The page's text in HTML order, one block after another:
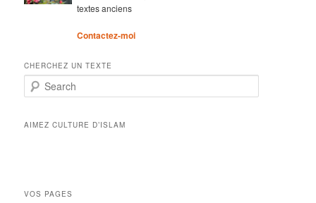
textes anciens
Contactez-moi
CHERCHEZ UN TEXTE
Search
AIMEZ CULTURE D’ISLAM
VOS PAGES